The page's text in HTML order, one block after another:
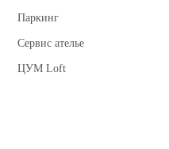
Паркинг
Сервис ателье
ЦУМ Loft